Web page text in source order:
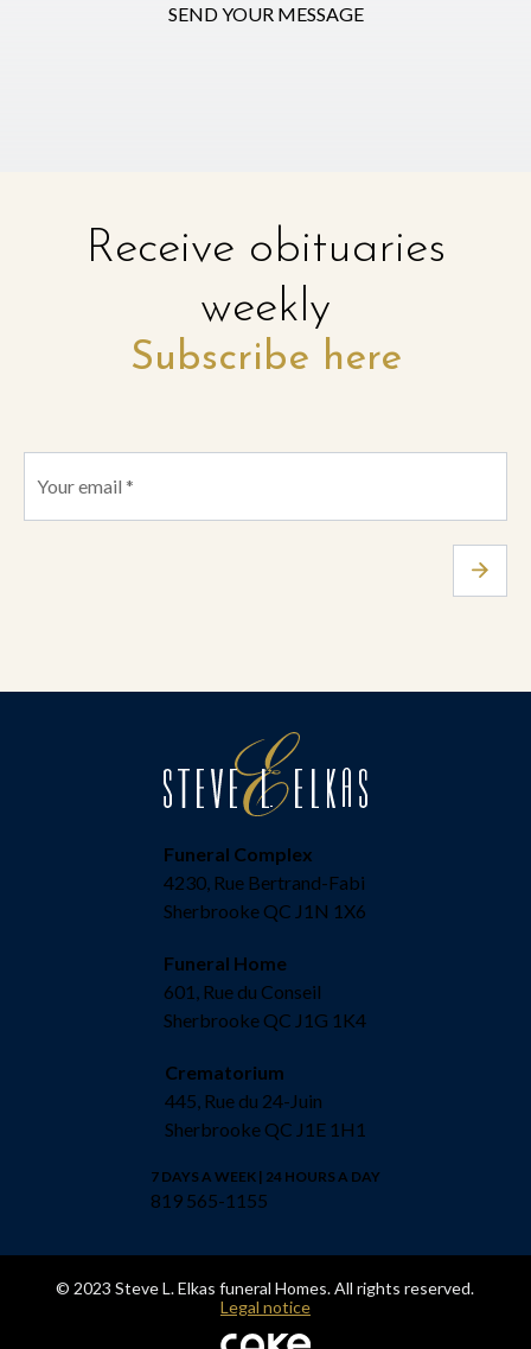
SEND YOUR MESSAGE
Receive obituaries
weekly
Subscribe here
Funeral Complex
4230, Rue Bertrand-Fabi
Sherbrooke QC J1N 1X6
Funeral Home
601, Rue du Conseil
Sherbrooke QC J1G 1K4
Crematorium
445, Rue du 24-Juin
Sherbrooke QC J1E 1H1
7 DAYS A WEEK | 24 HOURS A DAY
819 565-1155
© 2023 Steve L. Elkas funeral Homes. All rights reserved.
Legal notice